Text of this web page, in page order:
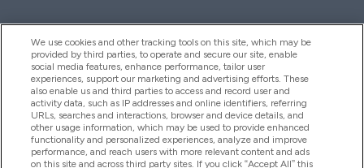
Помощ И Информация
Продукти
We use cookies and other tracking tools on this site, which may be
provided by third parties, to operate and secure our site, enable
social media features, enhance performance, tailor user
experiences, support our marketing and advertising efforts. These
also enable us and third parties to access and record user and
activity data, such as IP addresses and online identifiers, referring
URLs, searches and interactions, browser and device details, and
other usage information, which may be used to provide enhanced
functionality and personalized experiences, analyze and improve
performance, and reach users with more relevant content and ads
on this site and across third party sites. If you click “Accept All” this